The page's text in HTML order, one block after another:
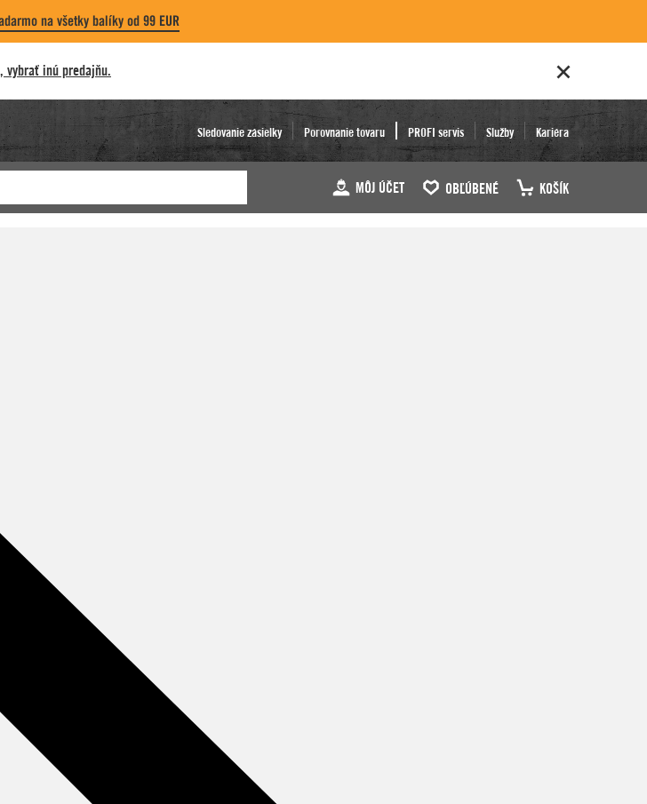
na všetky balíky od 99 EUR
vybrať inú predajňu.
Sledovanie zásielky Porovnanie tovaru PROFI servis Služby Kariéra
MÔJ ÚČET OBĽÚBENÉ KOŠÍK